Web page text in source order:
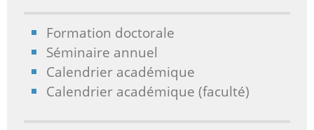
Formation doctorale
Séminaire annuel
Calendrier académique
Calendrier académique (faculté)